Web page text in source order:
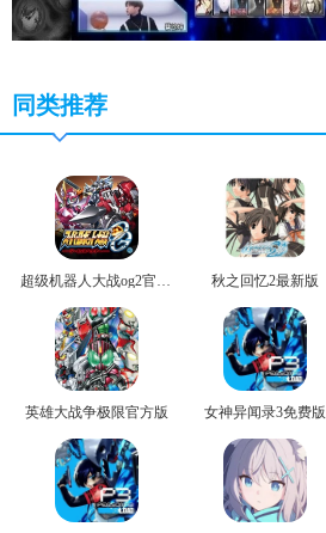
同类推荐
超级机器人大战og2官方版 秋之回忆2最新版
英雄大战争极限官方版 女神异闻录3免费版